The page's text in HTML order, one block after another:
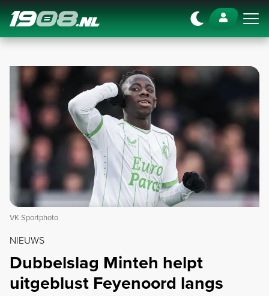
Navigation
VK Sportphoto
NIEUWS
Dubbelslag Minteh helpt
uitgeblust Feyenoord langs